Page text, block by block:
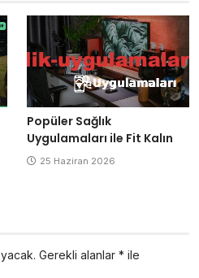
Popüler Sağlık
Uygulamaları ile Fit Kalın
25 Haziran 2026
Gerekli alanlar * ile